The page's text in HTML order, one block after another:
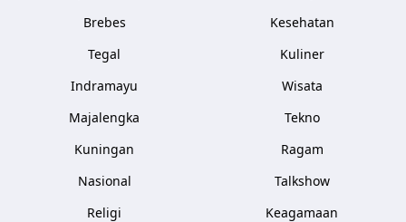
Brebes
Tegal
Indramayu
Majalengka
Kuningan
Nasional
Religi
Kesehatan
Kuliner
Wisata
Tekno
Ragam
Talkshow
Keagamaan